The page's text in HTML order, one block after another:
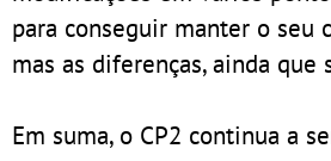
para conseguir manter o seu
mas as diferenças, ainda que
Em suma, o CP2 continua a